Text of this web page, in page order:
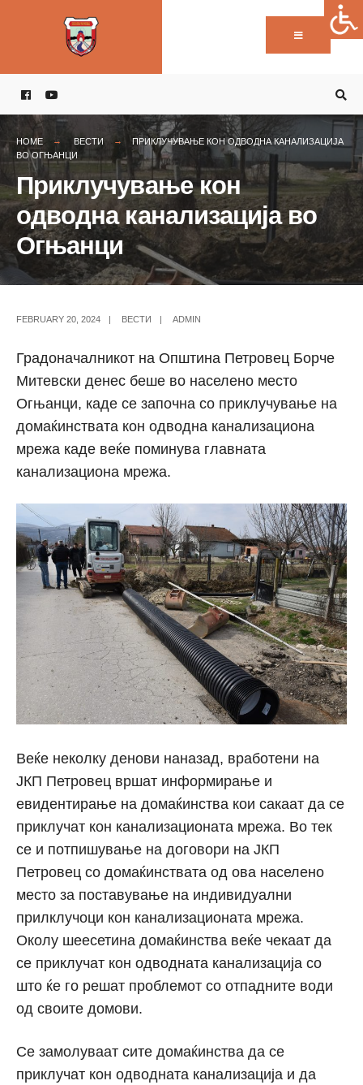
HOME ВЕСТИ
ПРИКЛУЧУВАЊЕ КОН ОДВОДНА КАНАЛИЗАЦИЈА
ВО ОГЊАНЦИ
Приклучување кон
одводна канализација во
Огњанци
FEBRUARY 20, 2024 ВЕСТИ ADMIN
Градоначалникот на Општина Петровец Борче
Митевски денес беше во населено место
Огњанци, каде се започна со приклучување на
домаќинствата кон одводна канализациона
мрежа каде веќе поминува главната
канализациона мрежа.
Веќе неколку денови наназад, вработени на
ЈКП Петровец вршат информирање и
евидентирање на домаќинства кои сакаат да се
приклучат кон канализационата мрежа. Во тек
се и потпишување на договори на ЈКП
Петровец со домаќинствата од ова населено
место за поставување на индивидуални
прилклучоци кон канализационата мрежа.
Околу шеесетина домаќинства веќе чекаат да
се приклучат кон одводната канализација со
што ќе го решат проблемот со отпадните води
од своите домови.
Се замолуваат сите домаќинства да се
приклучат кон одводната канализација и да